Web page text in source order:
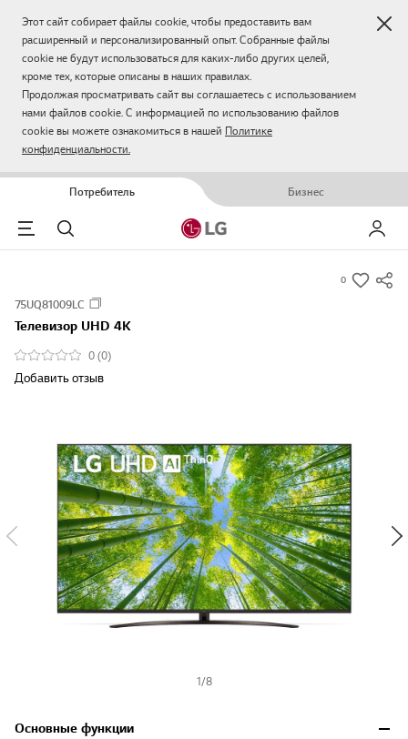
Этот сайт собирает файлы cookie, чтобы предоставить вам
расширенный и персонализированный опыт. Собранные файлы
cookie не будут использоваться для каких-либо других целей,
кроме тех, которые описаны в наших правилах.
Продолжая просматривать сайт вы соглашаетесь с использованием
нами файлов cookie. С информацией по использованию файлов
cookie вы можете ознакомиться в нашей Политике
конфиденциальности.
Потребитель Бизнес
Menu
Поиск Мой LG
0
s
75UQ81009LC
Телевизор UHD 4K
0 (0)
Добавить отзыв
1/8
Основные функции